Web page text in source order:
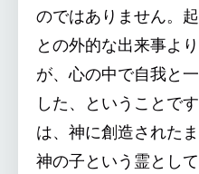
のではありません。
との外的な出来事よ
が、心の中で自我と
した、ということで
は、神に創造された
神の子という霊とし